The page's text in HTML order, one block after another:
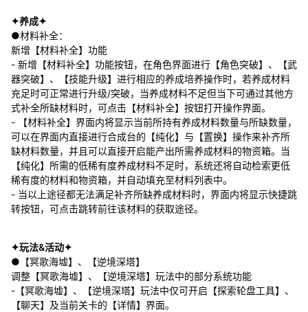
✦养成✦
●材料补全：
新增【材料补全】功能
- 新增【材料补全】功能按钮，在角色界面进行【角色突破】、【武
器突破】、【技能升级】进行相应的养成培养操作时，若养成材料
充足时可正常进行升级/突破，当养成材料不足但当下可通过其他方
式补全所缺材料时，可点击【材料补全】按钮打开操作界面。
- 【材料补全】界面内将显示当前所持有养成材料数量与所缺数量，
可以在界面内直接进行合成台的【纯化】与【置换】操作来补齐所
缺材料数量，并且可以直接开启能产出所需养成材料的物资箱。当
【纯化】所需的低稀有度养成材料不足时，系统还将自动检索更低
稀有度的材料和物资箱，并自动填充至材料列表中。
- 当以上途径都无法满足补齐所缺养成材料时，界面内将显示快捷跳
转按钮，可点击跳转前往该材料的获取途径。
✦玩法&活动✦
●【冥歌海墟】、【逆境深塔】
调整【冥歌海墟】、【逆境深塔】玩法中的部分系统功能
-【冥歌海墟】、【逆境深塔】玩法中仅可开启【探索轮盘工具】、
【聊天】及当前关卡的【详情】界面。